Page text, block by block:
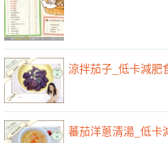
涼拌茄子_低卡減肥
蕃茄洋蔥清湯_低卡